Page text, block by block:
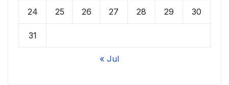
24 25 26 27 28 29 30
31
« Jul